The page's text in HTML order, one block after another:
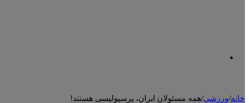
خانه/ورزشی/همه مسئولان ایران، پرسپولیسی هستند!